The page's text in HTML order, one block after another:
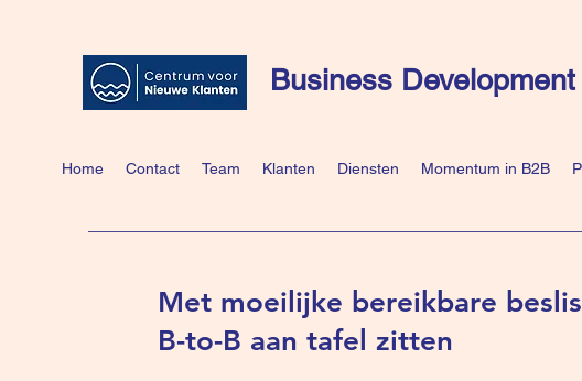
Business
Home Contact Team Klanten Diensten Momentum in B2B
Met moeilijke bereikbare
B-to-B aan tafel zitten